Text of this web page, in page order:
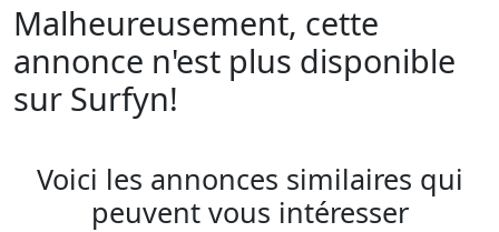
Malheureusement, cette
annonce n'est plus disponible
sur Surfyn!
Voici les annonces similaires qui
peuvent vous intéresser